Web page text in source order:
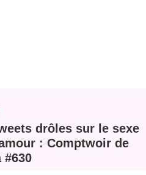
drôles sur le sexe
: Comptwoir de
#630
PSEUDO
?